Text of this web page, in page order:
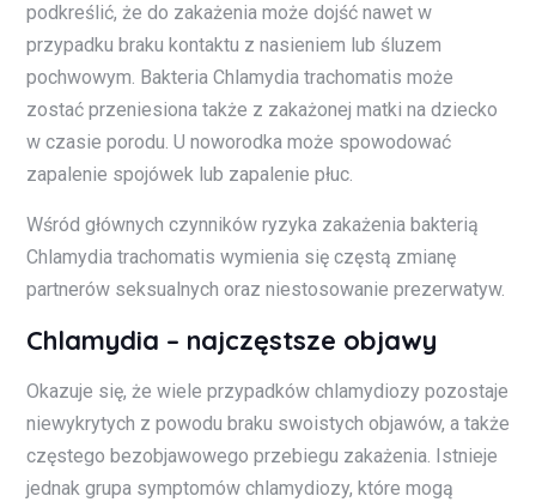
podkreślić, że do zakażenia może dojść nawet w
przypadku braku kontaktu z nasieniem lub śluzem
pochwowym. Bakteria Chlamydia trachomatis może
zostać przeniesiona także z zakażonej matki na dziecko
w czasie porodu. U noworodka może spowodować
zapalenie spojówek lub zapalenie płuc.
Wśród głównych czynników ryzyka zakażenia bakterią
Chlamydia trachomatis wymienia się częstą zmianę
partnerów seksualnych oraz niestosowanie prezerwatyw.
Chlamydia – najczęstsze objawy
Okazuje się, że wiele przypadków chlamydiozy pozostaje
niewykrytych z powodu braku swoistych objawów, a także
częstego bezobjawowego przebiegu zakażenia. Istnieje
jednak grupa symptomów chlamydiozy, które mogą